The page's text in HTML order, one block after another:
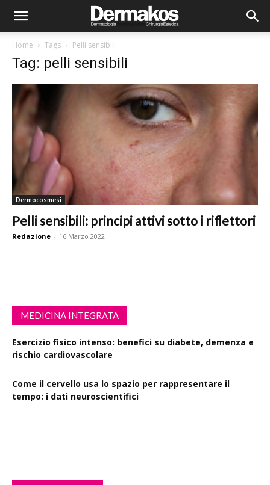
Home Tags Pelli sensibili
Tag: pelli sensibili
Dermocosmesi
Pelli sensibili: principi attivi sotto i riflettori
Redazione - 16 Marzo 2022
MEDICINA INTEGRATA
Esercizio fisico intenso: benefici su diabete, demenza e
rischio cardiovascolare
Come il cervello usa lo spazio per rappresentare il
tempo: i dati neuroscientifici